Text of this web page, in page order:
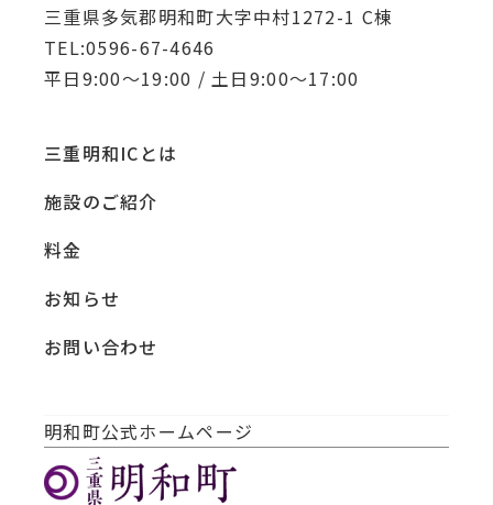
三重県多気郡明和町大字中村1272-1 C棟
TEL:0596-67-4646
平日9:00～19:00 / 土日9:00～17:00
三重明和ICとは
施設のご紹介
料金
お知らせ
お問い合わせ
明和町公式ホームページ